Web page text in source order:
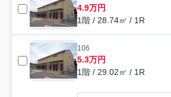
4.9万円
1階 / 28.74㎡ / 1R
106
5.3万円
1階 / 29.02㎡ / 1R